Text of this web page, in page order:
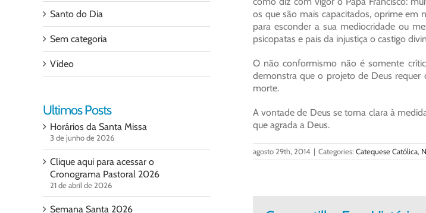
os que são mais capacitados, oprime em
para esconder a sua mediocridade ou
psicopatas e pais da injustiça o castigo
O não conformismo não é somente
demonstra que o projeto de Deus
morte.
A vontade de Deus se torna clara à
que agrada a Deus.
agosto 29th, 2014 | Categories: Catequese Católica,
Santo do Dia
Sem categoria
Vídeo
Ultimos Posts
Horários da Santa Missa
3 de junho de 2026
Clique aqui para acessar o
Cronograma Pastoral 2026
21 de abril de 2026
Semana Santa 2026